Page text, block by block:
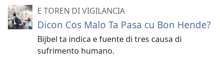
E TOREN DI VIGILANCIA
Dicon Cos Malo Ta Pasa cu Bon Hende?
Bijbel ta indica e fuente di tres causa di
sufrimento humano.